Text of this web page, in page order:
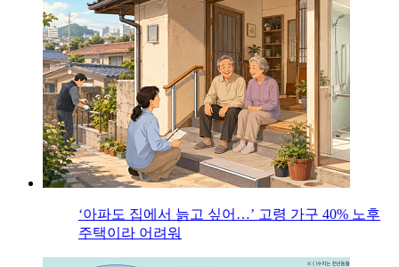
‘아파도 집에서 늙고 싶어…’ 고령 가구 40% 노후
주택이라 어려워